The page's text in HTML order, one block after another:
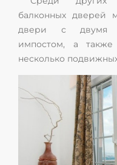
балконных дверей
двери с двумя
импостом, а
несколько